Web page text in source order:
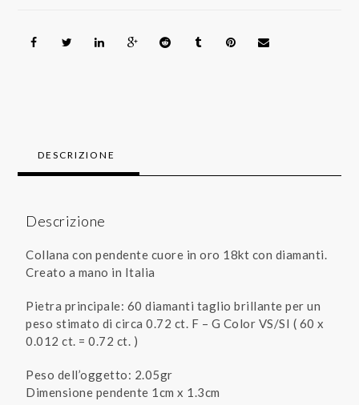
DESCRIZIONE
Descrizione
Collana con pendente cuore in oro 18kt con diamanti.
Creato a mano in Italia
Pietra principale: 60 diamanti taglio brillante per un
peso stimato di circa 0.72 ct. F – G Color VS/SI ( 60 x
0.012 ct. = 0.72 ct. )
Peso dell’oggetto: 2.05gr
Dimensione pendente 1cm x 1.3cm